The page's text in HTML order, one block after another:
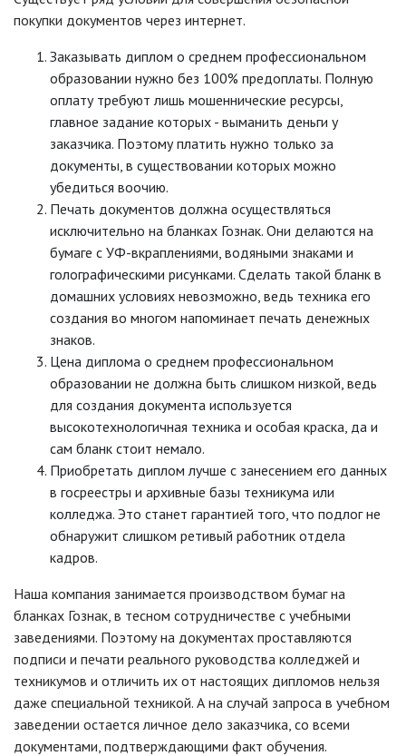
покупки документов через интернет.
Заказывать диплом о среднем профессиональном
образовании нужно без 100% предоплаты. Полную
оплату требуют лишь мошеннические ресурсы,
главное задание которых - выманить деньги у
заказчика. Поэтому платить нужно только за
документы, в существовании которых можно
убедиться воочию.
Печать документов должна осуществляться
исключительно на бланках Гознак. Они делаются на
бумаге с УФ-вкраплениями, водяными знаками и
голографическими рисунками. Сделать такой бланк в
домашних условиях невозможно, ведь техника его
создания во многом напоминает печать денежных
знаков.
Цена диплома о среднем профессиональном
образовании не должна быть слишком низкой, ведь
для создания документа используется
высокотехнологичная техника и особая краска, да и
сам бланк стоит немало.
Приобретать диплом лучше с занесением его данных
в госреестры и архивные базы техникума или
колледжа. Это станет гарантией того, что подлог не
обнаружит слишком ретивый работник отдела
кадров.
Наша компания занимается производством бумаг на
бланках Гознак, в тесном сотрудничестве с учебными
заведениями. Поэтому на документах проставляются
подписи и печати реального руководства колледжей и
техникумов и отличить их от настоящих дипломов нельзя
даже специальной техникой. А на случай запроса в учебном
заведении остается личное дело заказчика, со всеми
документами, подтверждающими факт обучения.